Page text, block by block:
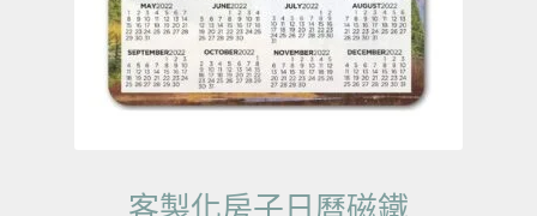
客製化房子日曆磁鐵